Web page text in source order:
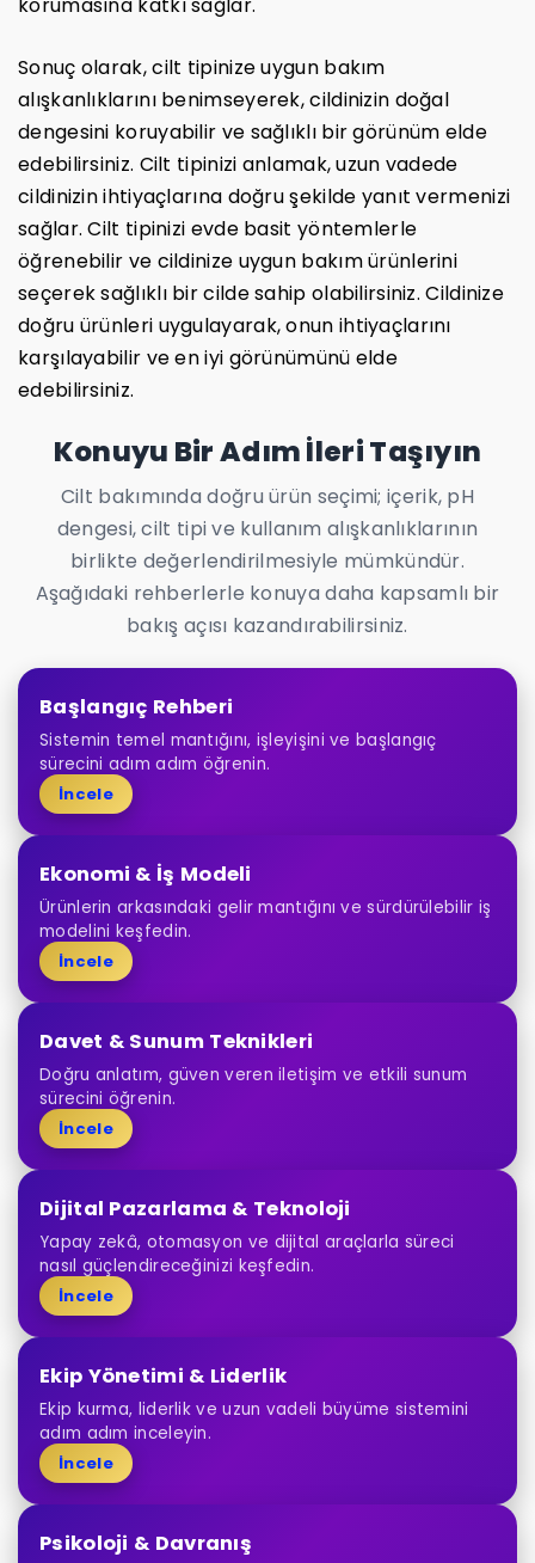
Sonuç olarak, cilt tipinize uygun bakım
alışkanlıklarını benimseyerek, cildinizin doğal
dengesini koruyabilir ve sağlıklı bir görünüm elde
edebilirsiniz. Cilt tipinizi anlamak, uzun vadede
cildinizin ihtiyaçlarına doğru şekilde yanıt vermenizi
sağlar. Cilt tipinizi evde basit yöntemlerle
öğrenebilir ve cildinize uygun bakım ürünlerini
seçerek sağlıklı bir cilde sahip olabilirsiniz. Cildinize
doğru ürünleri uygulayarak, onun ihtiyaçlarını
karşılayabilir ve en iyi görünümünü elde
edebilirsiniz.
Konuyu Bir Adım İleri Taşıyın
Cilt bakımında doğru ürün seçimi; içerik, pH
dengesi, cilt tipi ve kullanım alışkanlıklarının
birlikte değerlendirilmesiyle mümkündür.
Aşağıdaki rehberlerle konuya daha kapsamlı bir
bakış açısı kazandırabilirsiniz.
Başlangıç Rehberi
Sistemin temel mantığını, işleyişini ve başlangıç
sürecini adım adım öğrenin.
İncele
Ekonomi & İş Modeli
Ürünlerin arkasındaki gelir mantığını ve sürdürülebilir iş
modelini keşfedin.
İncele
Davet & Sunum Teknikleri
Doğru anlatım, güven veren iletişim ve etkili sunum
sürecini öğrenin.
İncele
Dijital Pazarlama & Teknoloji
Yapay zekâ, otomasyon ve dijital araçlarla süreci
nasıl güçlendireceğinizi keşfedin.
İncele
Ekip Yönetimi & Liderlik
Ekip kurma, liderlik ve uzun vadeli büyüme sistemini
adım adım inceleyin.
İncele
Psikoloji & Davranış